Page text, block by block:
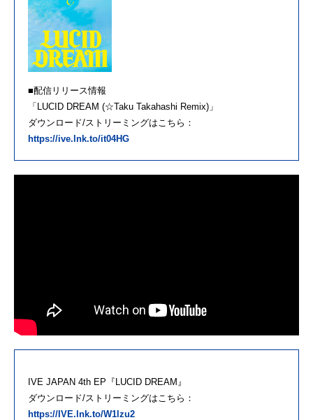
■配信リリース情報
「LUCID DREAM (☆Taku Takahashi Remix)」
ダウンロード/ストリーミングはこちら：
https://ive.lnk.to/it04HG
IVE JAPAN 4th EP『LUCID DREAM』
ダウンロード/ストリーミングはこちら：
https://IVE.lnk.to/W1lzu2